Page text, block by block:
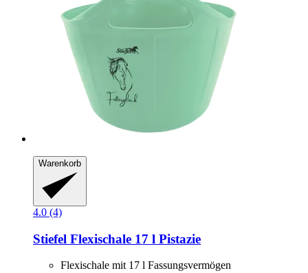
Warenkorb
4.0 (4)
Stiefel Flexischale 17 l Pistazie
Flexischale mit 17 l Fassungsvermögen